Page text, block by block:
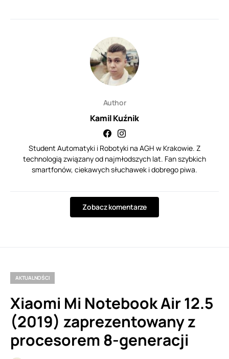
Author
Kamil Kuźnik
Student Automatyki i Robotyki na AGH w Krakowie. Z
technologią związany od najmłodszych lat. Fan szybkich
smartfonów, ciekawych słuchawek i dobrego piwa.
Zobacz komentarze
AKTUALNOŚCI
Xiaomi Mi Notebook Air 12.5
(2019) zaprezentowany z
procesorem 8-generacji